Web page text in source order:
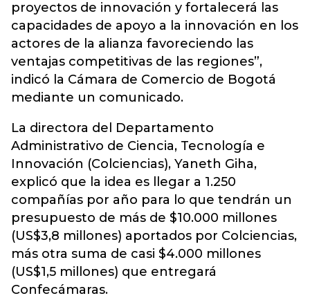
proyectos de innovación y fortalecerá las
capacidades de apoyo a la innovación en los
actores de la alianza favoreciendo las
ventajas competitivas de las regiones”,
indicó la Cámara de Comercio de Bogotá
mediante un comunicado.
La directora del Departamento
Administrativo de Ciencia, Tecnología e
Innovación (Colciencias), Yaneth Giha,
explicó que la idea es llegar a 1.250
compañías por año para lo que tendrán un
presupuesto de más de $10.000 millones
(US$3,8 millones) aportados por Colciencias,
más otra suma de casi $4.000 millones
(US$1,5 millones) que entregará
Confecámaras.